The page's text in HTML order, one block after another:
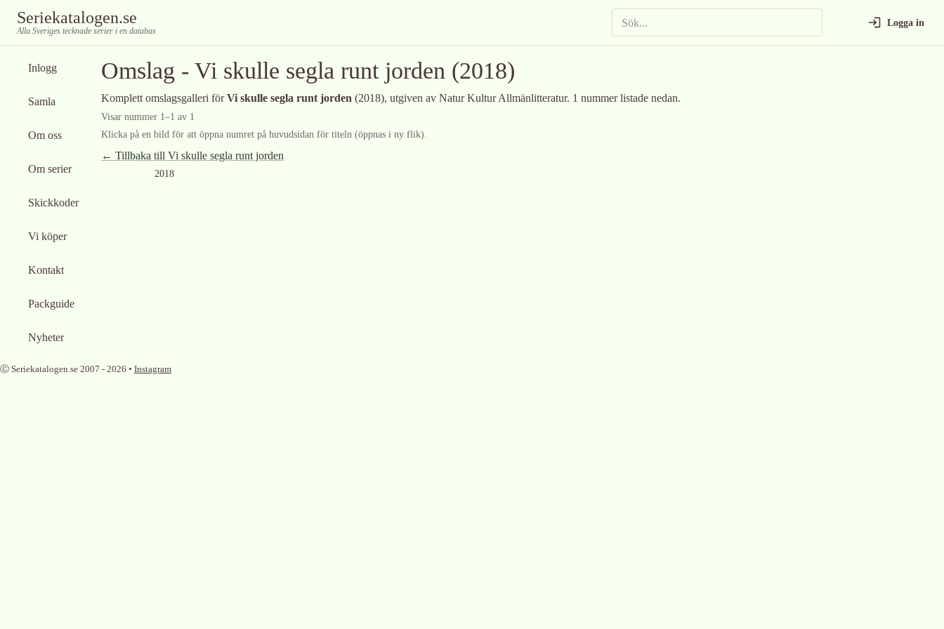
Seriekatalogen.se
Alla Sveriges tecknade serier i en databas
Logga in
Inlogg
Samla
Om oss
Om serier
Skickkoder
Vi köper
Kontakt
Packguide
Nyheter
Omslag - Vi skulle segla runt jorden (2018)
Komplett omslagsgalleri förVi skulle segla runt jorden (2018), utgiven av Natur Kultur Allmänlitteratur. 1 nummer listade nedan.
Visar nummer 1–1 av 1
Klicka på en bild för att öppna numret på huvudsidan för titeln (öppnas i ny flik).
← Tillbaka till Vi skulle segla runt jorden
2018
Ⓒ Seriekatalogen.se 2007 - 2026 • Instagram